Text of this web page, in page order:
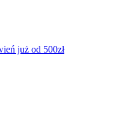
już od 500zł